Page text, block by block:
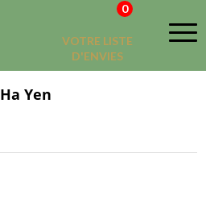
VOTRE LISTE
D'ENVIES
0
Ha Yen